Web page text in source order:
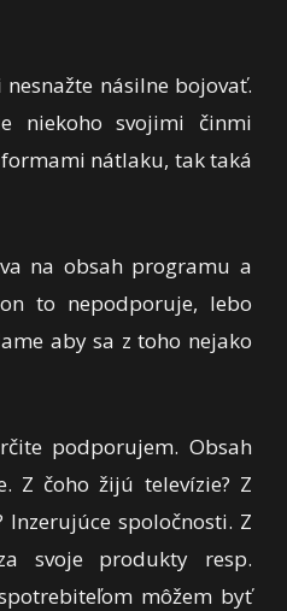
násilne bojovať.
niekoho svojimi činmi
nátlaku, tak taká
na obsah programu a
to nepodporuje, lebo
aby sa z toho nejako
podporujem. Obsah
Z čoho žijú televízie? Z
spoločnosti. Z
svoje produkty resp.
môžem byť